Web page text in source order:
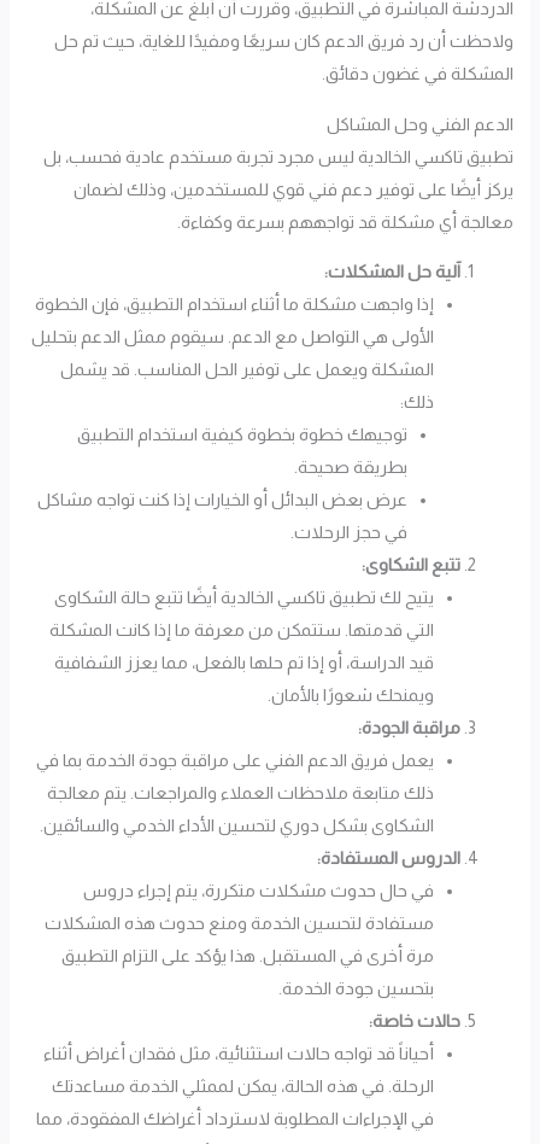
الدردشة المباشرة في التطبيق، وقررت أن أبلغ عن المشكلة،
ولاحظت أن رد فريق الدعم كان سريعًا ومفيدًا للغاية، حيث تم حل
المشكلة في غضون دقائق.
الدعم الفني وحل المشاكل
تطبيق تاكسي الخالدية ليس مجرد تجربة مستخدم عادية فحسب، بل
يركز أيضًا على توفير دعم فني قوي للمستخدمين، وذلك لضمان
معالجة أي مشكلة قد تواجههم بسرعة وكفاءة.
آلية حل المشكلات:
إذا واجهت مشكلة ما أثناء استخدام التطبيق، فإن الخطوة
الأولى هي التواصل مع الدعم. سيقوم ممثل الدعم بتحليل
المشكلة ويعمل على توفير الحل المناسب. قد يشمل
ذلك:
توجيهك خطوة بخطوة كيفية استخدام التطبيق
بطريقة صحيحة.
عرض بعض البدائل أو الخيارات إذا كنت تواجه مشاكل
في حجز الرحلات.
تتبع الشكاوى:
يتيح لك تطبيق تاكسي الخالدية أيضًا تتبع حالة الشكاوى
التي قدمتها. ستتمكن من معرفة ما إذا كانت المشكلة
قيد الدراسة، أو إذا تم حلها بالفعل، مما يعزز الشفافية
ويمنحك شعورًا بالأمان.
مراقبة الجودة:
يعمل فريق الدعم الفني على مراقبة جودة الخدمة بما في
ذلك متابعة ملاحظات العملاء والمراجعات. يتم معالجة
الشكاوى بشكل دوري لتحسين الأداء الخدمي والسائقين.
الدروس المستفادة:
في حال حدوث مشكلات متكررة، يتم إجراء دروس
مستفادة لتحسين الخدمة ومنع حدوث هذه المشكلات
مرة أخرى في المستقبل. هذا يؤكد على التزام التطبيق
بتحسين جودة الخدمة.
حالات خاصة:
أحياناً قد تواجه حالات استثنائية، مثل فقدان أغراض أثناء
الرحلة. في هذه الحالة، يمكن لممثلي الخدمة مساعدتك
في الإجراءات المطلوبة لاسترداد أغراضك المفقودة، مما